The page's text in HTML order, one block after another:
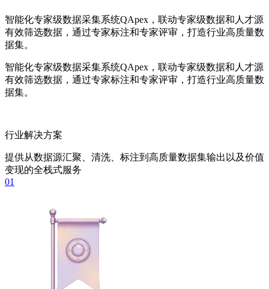
智能化专家级数据采集系统QApex，联动专家级数据和人才源
有效筛选数据，通过专家标注和专家评审，打造行业高质量数
据集。
智能化专家级数据采集系统QApex，联动专家级数据和人才源
有效筛选数据，通过专家标注和专家评审，打造行业高质量数
据集。
行业解决方案
提供从数据源汇聚、清洗、标注到高质量数据集输出以及价值
变现的全栈式服务
01